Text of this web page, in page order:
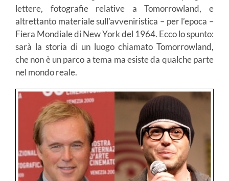
lettere, fotografie relative a Tomorrowland, e
altrettanto materiale sull’avveniristica – per l’epoca –
Fiera Mondiale di New York del 1964. Ecco lo spunto:
sarà la storia di un luogo chiamato Tomorrowland,
che non è un parco a tema ma esiste da qualche parte
nel mondo reale.